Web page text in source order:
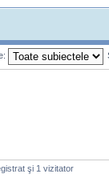
şi 1 vizitator